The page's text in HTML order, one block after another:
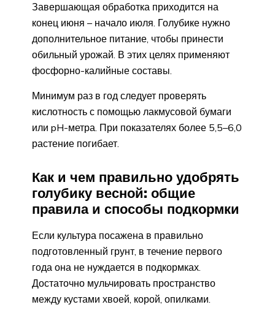
Завершающая обработка приходится на
конец июня – начало июля. Голубике нужно
дополнительное питание, чтобы принести
обильный урожай. В этих целях применяют
фосфорно-калийные составы.
Минимум раз в год следует проверять
кислотность с помощью лакмусовой бумаги
или pH-метра. При показателях более 5,5–6,0
растение погибает.
Как и чем правильно удобрять
голубику весной: общие
правила и способы подкормки
Если культура посажена в правильно
подготовленный грунт, в течение первого
года она не нуждается в подкормках.
Достаточно мульчировать пространство
между кустами хвоей, корой, опилками.